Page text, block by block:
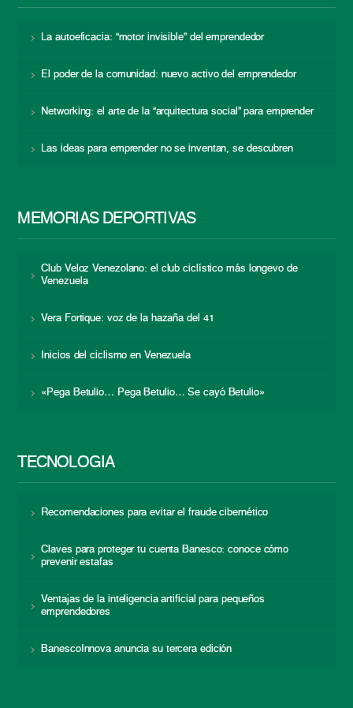
La autoeficacia: “motor invisible” del emprendedor
El poder de la comunidad: nuevo activo del emprendedor
Networking: el arte de la “arquitectura social” para emprender
Las ideas para emprender no se inventan, se descubren
MEMORIAS DEPORTIVAS
Club Veloz Venezolano: el club ciclístico más longevo de
Venezuela
Vera Fortique: voz de la hazaña del 41
Inicios del ciclismo en Venezuela
«Pega Betulio… Pega Betulio… Se cayó Betulio»
TECNOLOGÍA
Recomendaciones para evitar el fraude cibernético
Claves para proteger tu cuenta Banesco: conoce cómo
prevenir estafas
Ventajas de la inteligencia artificial para pequeños
emprendedores
BanescoInnova anuncia su tercera edición